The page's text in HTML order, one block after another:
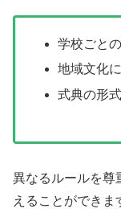
学校ごと
地域文化
式典の形
異なるルールを尊
えることができま